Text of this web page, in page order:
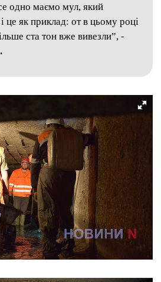
одно маємо мул, який
і це як приклад: от в цьому році
ста тон вже вивезли”, -